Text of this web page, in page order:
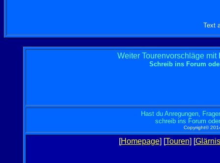
Text
Weiter Tourenvorschläge
Schreib ins Forum
Hast du Anregungen,
schreib ins Forum
Copyright©
[Homepage] [Touren] [